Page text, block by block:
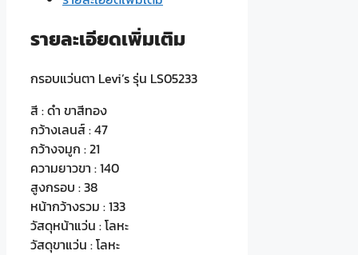
รายละเอียดเพิ่มเติม
กรอบแว่นตา Levi’s รุ่น LS05233
สี : ดำ ขาสีทอง
กว้างเลนส์ : 47
กว้างจมูก : 21
ความยาวขา : 140
สูงกรอบ : 38
หน้ากว้างรวม : 133
วัสดุหน้าแว่น : โลหะ
วัสดุขาแว่น : โลหะ